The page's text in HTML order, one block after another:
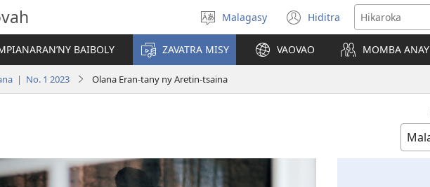
Hifidy
fiteny
Malagasy Hiditra
(manokatra
rohy)
BAIBOLY ZAVATRA MISY VAOVAO MOMBA ANAY
| No. 1 2023 Olana Eran-tany ny Aretin-tsaina